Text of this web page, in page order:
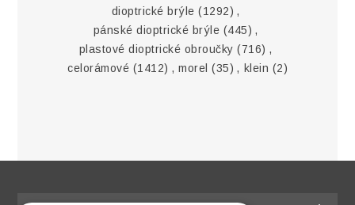
dioptrické brýle (1292) ,
pánské dioptrické brýle (445) ,
plastové dioptrické obroučky (716) ,
celorámové (1412) , morel (35) , klein (2)